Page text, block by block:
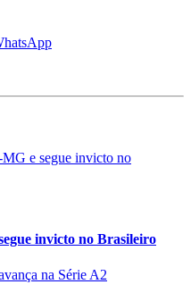
invicto no Brasileiro